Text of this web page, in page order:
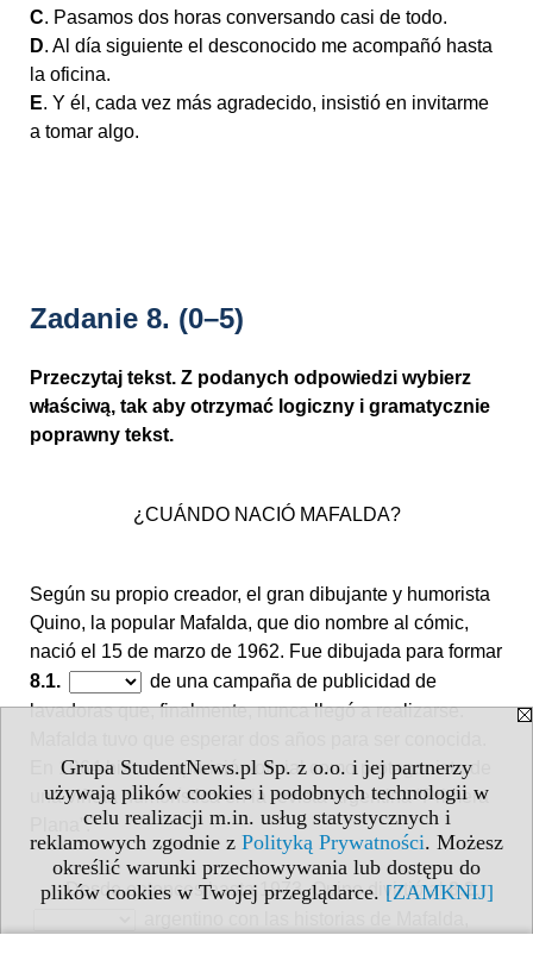
Grupa StudentNews.pl Sp. z o.o. i jej partnerzy
używają plików cookies i podobnych technologii w
celu realizacji m.in. usług statystycznych i
reklamowych zgodnie z Polityką Prywatności. Możesz
określić warunki przechowywania lub dostępu do
plików cookies w Twojej przeglądarce. [ZAMKNIJ]
C. Pasamos dos horas conversando casi de todo.
D. Al día siguiente el desconocido me acompañó hasta
la oficina.
E. Y él, cada vez más agradecido, insistió en invitarme
a tomar algo.
Zadanie 8. (0–5)
Przeczytaj tekst. Z podanych odpowiedzi wybierz
właściwą, tak aby otrzymać logiczny i gramatycznie
poprawny tekst.
¿CUÁNDO NACIÓ MAFALDA?
Según su propio creador, el gran dibujante y humorista
Quino, la popular Mafalda, que dio nombre al cómic,
nació el 15 de marzo de 1962. Fue dibujada para formar
8.1.
de una campaña de publicidad de
lavadoras que, finalmente, nunca llegó a realizarse.
En 1964 hizo su aparición oficial como protagonista de
una viñeta humorística en la revista argentina “Primera
Plana”.
Desde entonces hasta 1973, Quino divirtió al8.2.